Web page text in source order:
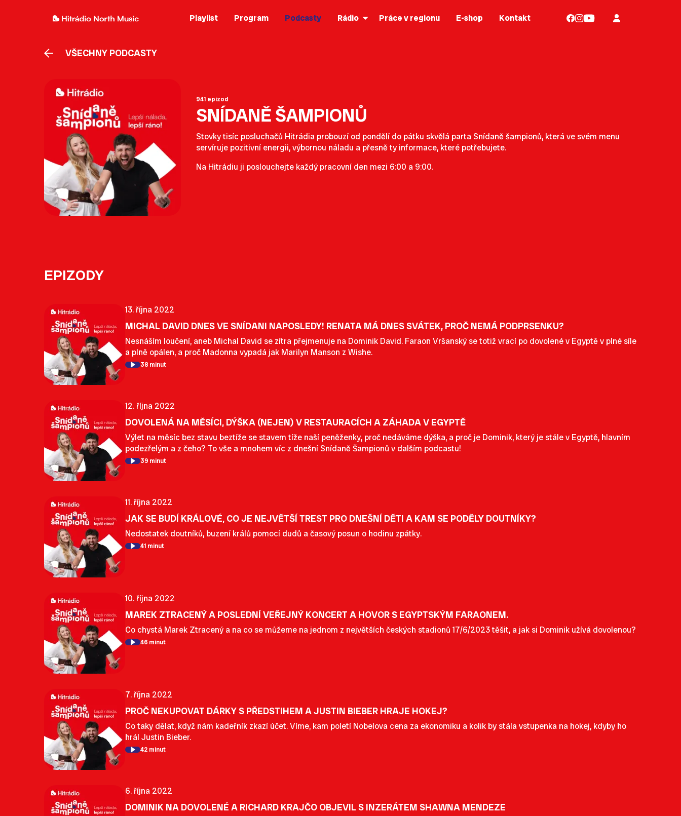
Playlist Program Podcasty Rádio Práce v regionu E-shop Kontakt
VŠECHNY PODCASTY
941 epizod
SNÍDANĚ ŠAMPIONŮ
Stovky tisíc posluchačů Hitrádia probouzí od pondělí do pátku skvělá parta Snídaně šampionů, která ve svém menu
servíruje pozitivní energii, výbornou náladu a přesně ty informace, které potřebujete.
Na Hitrádiu ji poslouchejte každý pracovní den mezi 6:00 a 9:00.
EPIZODY
13. října 2022
MICHAL DAVID DNES VE SNÍDANI NAPOSLEDY! RENATA MÁ DNES SVÁTEK, PROČ NEMÁ PODPRSENKU?
Nesnáším loučení, aneb Michal David se zítra přejmenuje na Dominik David. Faraon Vršanský se totiž vrací po dovolené v Egyptě v plné síle
a plně opálen, a proč Madonna vypadá jak Marilyn Manson z Wishe.
38 minut
12. října 2022
DOVOLENÁ NA MĚSÍCI, DÝŠKA (NEJEN) V RESTAURACÍCH A ZÁHADA V EGYPTĚ
Výlet na měsíc bez stavu beztíže se stavem tíže naší peněženky, proč nedáváme dýška, a proč je Dominik, který je stále v Egyptě, hlavním
podezřelým a z čeho? To vše a mnohem víc z dnešní Snídaně Šampionů v dalším podcastu!
39 minut
11. října 2022
JAK SE BUDÍ KRÁLOVÉ, CO JE NEJVĚTŠÍ TREST PRO DNEŠNÍ DĚTI A KAM SE PODĚLY DOUTNÍKY?
Nedostatek doutníků, buzení králů pomocí dudů a časový posun o hodinu zpátky.
41 minut
10. října 2022
MAREK ZTRACENÝ A POSLEDNÍ VEŘEJNÝ KONCERT A HOVOR S EGYPTSKÝM FARAONEM.
Co chystá Marek Ztracený a na co se můžeme na jednom z největších českých stadionů 17/6/2023 těšit, a jak si Dominik užívá dovolenou?
46 minut
7. října 2022
PROČ NEKUPOVAT DÁRKY S PŘEDSTIHEM A JUSTIN BIEBER HRAJE HOKEJ?
Co taky dělat, když nám kadeřník zkazí účet. Víme, kam poletí Nobelova cena za ekonomiku a kolik by stála vstupenka na hokej, kdyby ho
hrál Justin Bieber.
42 minut
6. října 2022
DOMINIK NA DOVOLENÉ A RICHARD KRAJČO OBJEVIL S INZERÁTEM SHAWNA MENDEZE